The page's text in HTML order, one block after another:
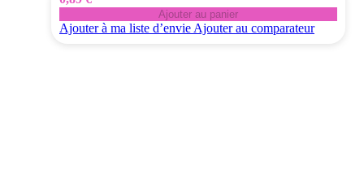
Ajouter au panier
Ajouter à ma liste d’envie Ajouter au comparateur